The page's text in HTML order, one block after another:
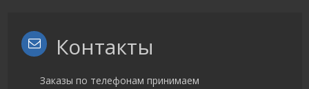
Контакты
Заказы по телефонам принимаем